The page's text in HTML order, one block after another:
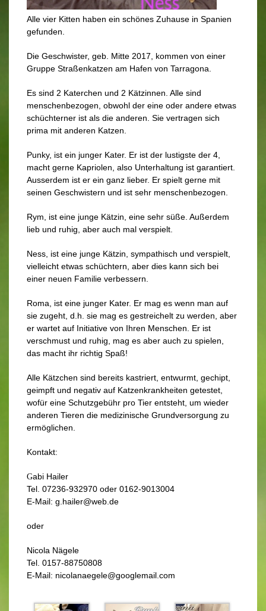
Alle vier Kitten haben ein schönes Zuhause in Spanien
gefunden.
Die Geschwister, geb. Mitte 2017, kommen von einer
Gruppe Straßenkatzen am Hafen von Tarragona.
Es sind 2 Katerchen und 2 Kätzinnen. Alle sind
menschenbezogen, obwohl der eine oder andere etwas
schüchterner ist als die anderen. Sie vertragen sich
prima mit anderen Katzen.
Punky, ist ein junger Kater. Er ist der lustigste der 4,
macht gerne Kapriolen, also Unterhaltung ist garantiert.
Ausserdem ist er ein ganz lieber. Er spielt gerne mit
seinen Geschwistern und ist sehr menschenbezogen.
Rym, ist eine junge Kätzin, eine sehr süße. Außerdem
lieb und ruhig, aber auch mal verspielt.
Ness, ist eine junge Kätzin, sympathisch und verspielt,
vielleicht etwas schüchtern, aber dies kann sich bei
einer neuen Familie verbessern.
Roma, ist eine junger Kater. Er mag es wenn man auf
sie zugeht, d.h. sie mag es gestreichelt zu werden, aber
er wartet auf Initiative von Ihren Menschen. Er ist
verschmust und ruhig, mag es aber auch zu spielen,
das macht ihr richtig Spaß!
Alle Kätzchen sind bereits kastriert, entwurmt, gechipt,
geimpft und negativ auf Katzenkrankheiten getestet,
wofür eine Schutzgebühr pro Tier entsteht, um wieder
anderen Tieren die medizinische Grundversorgung zu
ermöglichen.
Kontakt:
Gabi Hailer
Tel. 07236-932970 oder 0162-9013004
E-Mail: g.hailer@web.de
oder
Nicola Nägele
Tel. 0157-88750808
E-Mail: nicolanaegele@googlemail.com